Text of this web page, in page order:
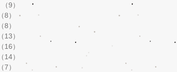
（9）
9件の記事
（8）
8件の記事
（8）
（13）
13件の記事
（16）
（14）
（7）